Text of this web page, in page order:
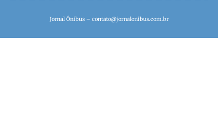
Jornal Ônibus – contato@jornalonibus.com.br